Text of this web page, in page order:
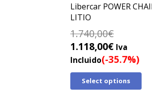
Libercar POWER
LITIO
1.740,00€
El
precio
original
era:
1.118,00€El
precio
actual
es:
Iva
Incluido(-35.7%)
Select options